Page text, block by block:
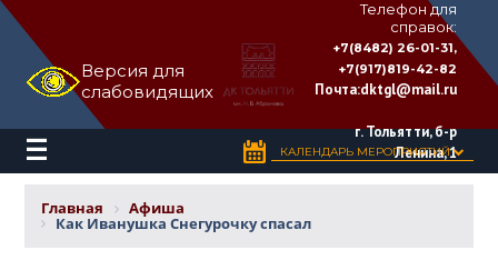
Версия для
слабовидящих
ДВОРЕЦ
КУЛЬТУРЫ
«ТОЛЬЯТТИ»
имени
Телефон для
справок:
+7(8482) 26-01-31,
+7(917)819-42-82
Почта:dktgl@mail.ru
г. Тольятти, б-р
Ленина, 1
КАЛЕНДАРЬ МЕРОПРИЯТИЙ
Главная Афиша
Как Иванушка Снегурочку спасал